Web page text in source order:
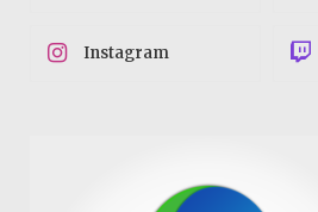
Instagram